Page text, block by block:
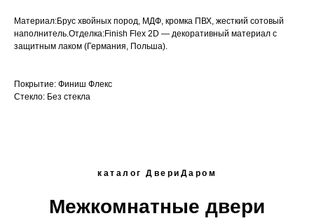
Материал:Брус хвойных пород, МДФ, кромка ПВХ, жесткий сотовый
наполнитель.Отделка:Finish Flex 2D — декоративный материал с
защитным лаком (Германия, Польша).
Покрытие: Финиш Флекс
Стекло: Без стекла
каталог ДвериДаром
Межкомнатные двери